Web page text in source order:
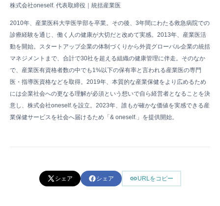
株式会社oneself. 代表取締役｜統括産業医
2010年、産業医科大学医学部を卒業。その後、3年間にわたる救急病院での
診療経験を通じ、働く人の健康が大切だと改めて実感。2013年、産業医活
動を開始。スタートアップ企業の体制づくりから外資グローバル企業の統括
マネジメントまで、合計で30社を超える組織の健康管理に伴走。そのなか
で、産業医有資格者数の中でも1%以下の保有率と言われる産業医の専門
医・指導医資格などを取得。2019年、本質的な産業保健をより広めるため
には企業社会への更なる理解が必須という想いで自ら経営者となることを決
意し、株式会社oneself.を設立。2023年、誰もが確かな価値を実感できる産
業保健サービスを社会へ届けるため「& oneself.」を提供開始。
シェア シェア URLをコピー